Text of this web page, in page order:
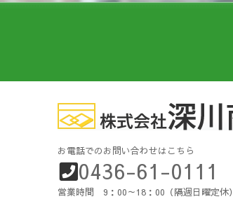
お電話でのお問い合わせはこちら
0436-61-0111
営業時間 9：00～18：00（隔週日曜定休）